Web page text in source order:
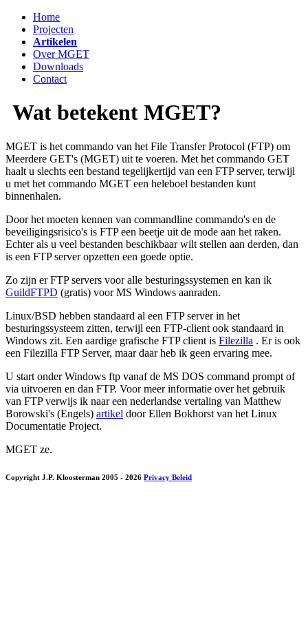
Home
Projecten
Artikelen
Over MGET
Downloads
Contact
Wat betekent MGET?
MGET is het commando van het File Transfer Protocol (FTP) om
Meerdere GET's (MGET) uit te voeren. Met het commando GET
haalt u slechts een bestand tegelijkertijd van een FTP server, terwijl
u met het commando MGET een heleboel bestanden kunt
binnenhalen.
Door het moeten kennen van commandline commando's en de
beveiligingsrisico's is FTP een beetje uit de mode aan het raken.
Echter als u veel bestanden beschikbaar wilt stellen aan derden, dan
is een FTP server opzetten een goede optie.
Zo zijn er FTP servers voor alle besturingssystemen en kan ik
GuildFTPD (gratis) voor MS Windows aanraden.
Linux/BSD hebben standaard al een FTP server in het
besturingssysteem zitten, terwijl een FTP-client ook standaard in
Windows zit. Een aardige grafische FTP client is Filezilla . Er is ook
een Filezilla FTP Server, maar daar heb ik geen ervaring mee.
U start onder Windows ftp vanaf de MS DOS command prompt of
via uitvoeren en dan FTP. Voor meer informatie over het gebruik
van FTP verwijs ik naar een nederlandse vertaling van Matthew
Borowski's (Engels) artikel door Ellen Bokhorst van het Linux
Documentatie Project.
MGET ze.
Copyright J.P. Kloosterman 2005 - 2026 Privacy Beleid